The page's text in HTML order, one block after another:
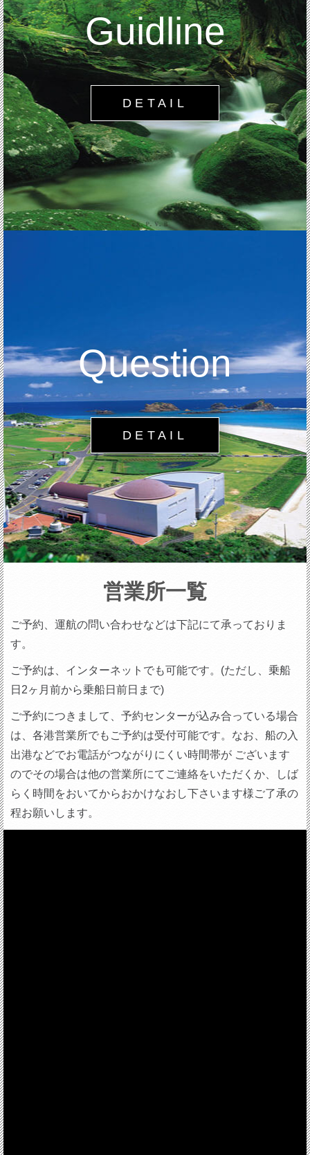
Guidline
DETAIL
Question
DETAIL
営業所一覧
ご予約、運航の問い合わせなどは下記にて承っておりま
す。
ご予約は、インターネットでも可能です。(ただし、乗船
日2ヶ月前から乗船日前日まで)
ご予約につきまして、予約センターが込み合っている場合
は、各港営業所でもご予約は受付可能です。なお、船の入
出港などでお電話がつながりにくい時間帯が ございます
のでその場合は他の営業所にてご連絡をいただくか、しば
らく時間をおいてからおかけなおし下さいます様ご了承の
程お願いします。